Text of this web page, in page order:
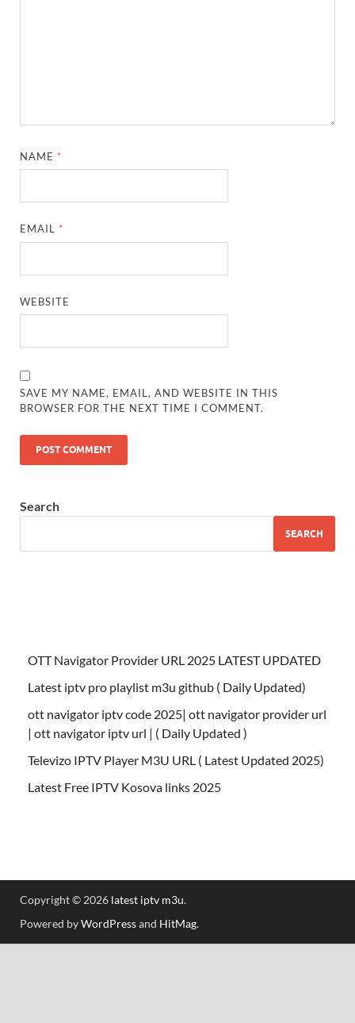
NAME *
EMAIL *
WEBSITE
SAVE MY NAME, EMAIL, AND WEBSITE IN THIS
BROWSER FOR THE NEXT TIME I COMMENT.
Search
SEARCH
OTT Navigator Provider URL 2025 LATEST UPDATED
Latest iptv pro playlist m3u github ( Daily Updated)
ott navigator iptv code 2025| ott navigator provider url
| ott navigator iptv url | ( Daily Updated )
Televizo IPTV Player M3U URL ( Latest Updated 2025)
Latest Free IPTV Kosova links 2025
Copyright © 2026 latest iptv m3u.
Powered byWordPressand HitMag.